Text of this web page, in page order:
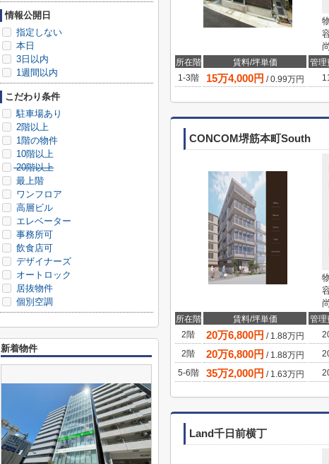
所在階 賃料/坪単価 管理
1-3階
15万4,000円 /0.99万円
CONCOM堺筋本町South
所在階 賃料/坪単価 管理
2階
20万6,800円 / 1.88万円
2階
20万6,800円 / 1.88万円
5-6階
35万2,000円 / 1.63万円
Land千日前横丁
情報公開日
指定しない
本日
3日以内
1週間以内
こだわり条件
駐車場あり
2階以上
1階の物件
10階以上
20階以上
最上階
ワンフロア
高層ビル
エレベーター
事務所可
飲食店可
デザイナーズ
オートロック
居抜物件
個別空調
新着物件